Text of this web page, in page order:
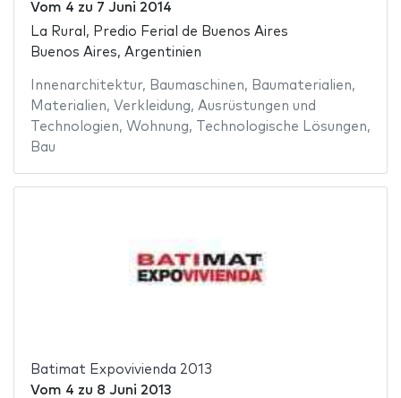
Vom 4 zu 7 Juni 2014
La Rural, Predio Ferial de Buenos Aires
Buenos Aires, Argentinien
Innenarchitektur, Baumaschinen, Baumaterialien,
Materialien, Verkleidung, Ausrüstungen und
Technologien, Wohnung, Technologische Lösungen,
Bau
Batimat Expovivienda 2013
Vom 4 zu 8 Juni 2013